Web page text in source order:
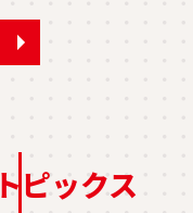
トピックス